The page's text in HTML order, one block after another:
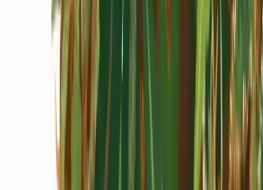
Cannabis Extrakte